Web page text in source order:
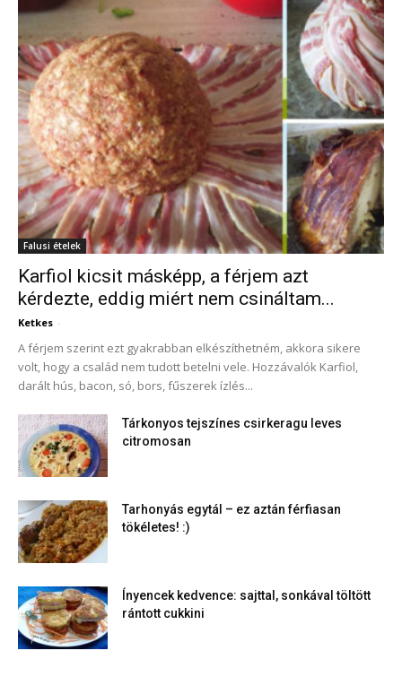
Falusi ételek
Karfiol kicsit másképp, a férjem azt
kérdezte, eddig miért nem csináltam...
Ketkes -
A férjem szerint ezt gyakrabban elkészíthetném, akkora sikere
volt, hogy a család nem tudott betelni vele. Hozzávalók Karfiol,
darált hús, bacon, só, bors, fűszerek ízlés...
Tárkonyos tejszínes csirkeragu leves
citromosan
Tarhonyás egytál – ez aztán férfiasan
tökéletes! :)
Ínyencek kedvence: sajttal, sonkával töltött
rántott cukkini